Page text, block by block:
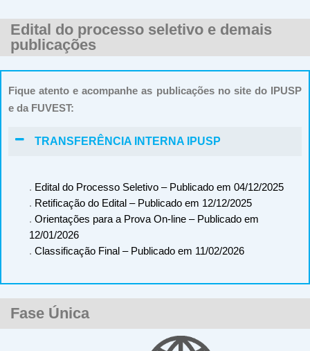
Edital do processo seletivo e demais
publicações
Fique atento e acompanhe as publicações no site do IPUSP
e da FUVEST:
TRANSFERÊNCIA INTERNA IPUSP
. Edital do Processo Seletivo – Publicado em 04/12/2025
. Retificação do Edital – Publicado em 12/12/2025
. Orientações para a Prova On-line – Publicado em
12/01/2026
. Classificação Final – Publicado em 11/02/2026
Fase Única